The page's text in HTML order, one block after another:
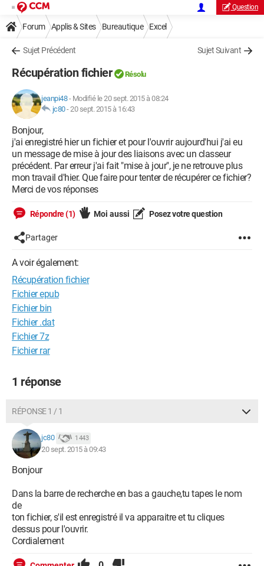
Question
Forum Applis & Sites Bureautique Excel
Sujet Précédent Sujet Suivant
Récupération fichier Résolu
jeanpi48- Modifié le 20 sept. 2015 à 08:24
jc80-20 sept. 2015 à 16:43
Bonjour,
j'ai enregistré hier un fichier et pour l'ouvrir aujourd'hui j'ai eu
un message de mise à jour des liaisons avec un classeur
précédent. Par erreur j'ai fait "mise à jour", je ne retrouve plus
mon travail d'hier. Que faire pour tenter de récupérer ce fichier?
Merci de vos réponses
Répondre (1) Moi aussi Posez votre question
Partager
A voir également:
Récupération fichier
Fichier epub
Fichier bin
Fichier .dat
Fichier 7z
Fichier rar
1 réponse
RÉPONSE 1 / 1
jc80 1 443
20 sept. 2015 à 09:43
Bonjour
Dans la barre de recherche en bas a gauche,tu tapes le nom
de
ton fichier, s'il est enregistré il va apparaitre et tu cliques
dessus pour l'ouvrir.
Cordialement